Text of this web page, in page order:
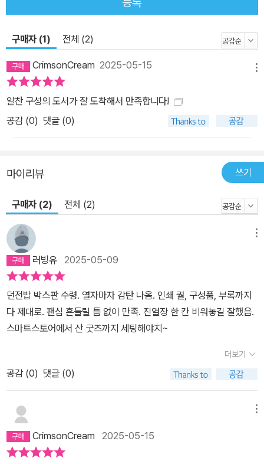
구매자 (1) 전체 (2)
CrimsonCream 2025-05-15
알찬 구성의 도서가 잘 도착해서 만족합니다!
공감 (0) 댓글 (0)
마이리뷰 쓰기
구매자 (2) 전체 (2)
러빙유 2025-05-09
던전밥 박스판 수령. 열자마자 감탄 나옴. 인쇄 퀄, 구성품, 부록까지
다 제대로. 팬심 흔들릴 틈 없이 만족. 진열장 한 칸 비워놓길 잘했음.
스마트스토어에서 산 굿즈까지 세팅해야지~
더보기
공감 (0) 댓글 (0)
CrimsonCream 2025-05-15